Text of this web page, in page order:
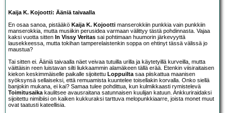
Kaija K. Kojootti: Ääniä taivaalla
En osaa sanoa, pistääkö Kaija K. Kojootti manserokkiin punkkia vain punkkiin
manserokkia, mutta musiikin perusidea varmaan välittyy tästä pohdinnasta. Vajaa
kaksi vuotta sitten In Vissy Veritas sai pohtimaan huumorin järkevyyttä
lausekkeessa, mutta tokihan tamperelaistenkin soppa on ehtinyt tässä välissä jo
maustua?
Tai sitten ei. Ääniä taivaalla näet veivaa tutuilla urilla ja käytetyillä kurveilla, mutta
väittäisin reen luistavan silti liukkaammin alamäkeen tällä erää. Etenkin viisiraitaisen
kiekon keskimmäiselle paikalle sijoitettu Loppuilta saa piiskattua maanisen
syöksynsä sellaiseksi, että remuamista kuuntelee toisellakin korvalla. Onko siellä
banjokin mukana, ei kai? Samaa tulee pohdittua, kun kulmikkaasti rymistelevä
Toimitusaika kaulitsee avausraitana satunnaisen kuulijan katuun. Ankkuriraidaksi
sijoitettu nimibiisi on kaiken kukkuraksi tarttuva melopunkkiaarre, joista monet muut
ovat taatusti kateellisia.